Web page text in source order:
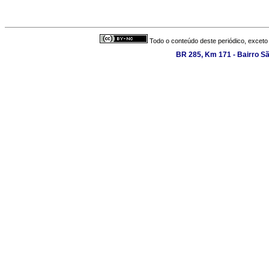
Todo o conteúdo deste periódico,
BR 285, Km 171 - Bairro